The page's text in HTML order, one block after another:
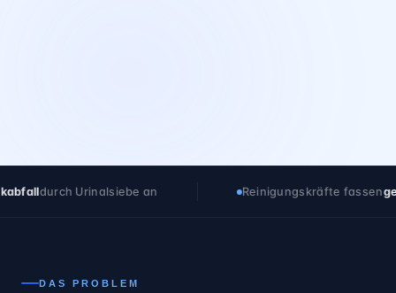
an Reinigungskräfte fassengebrauchte Siebe von
DAS PROBLEM